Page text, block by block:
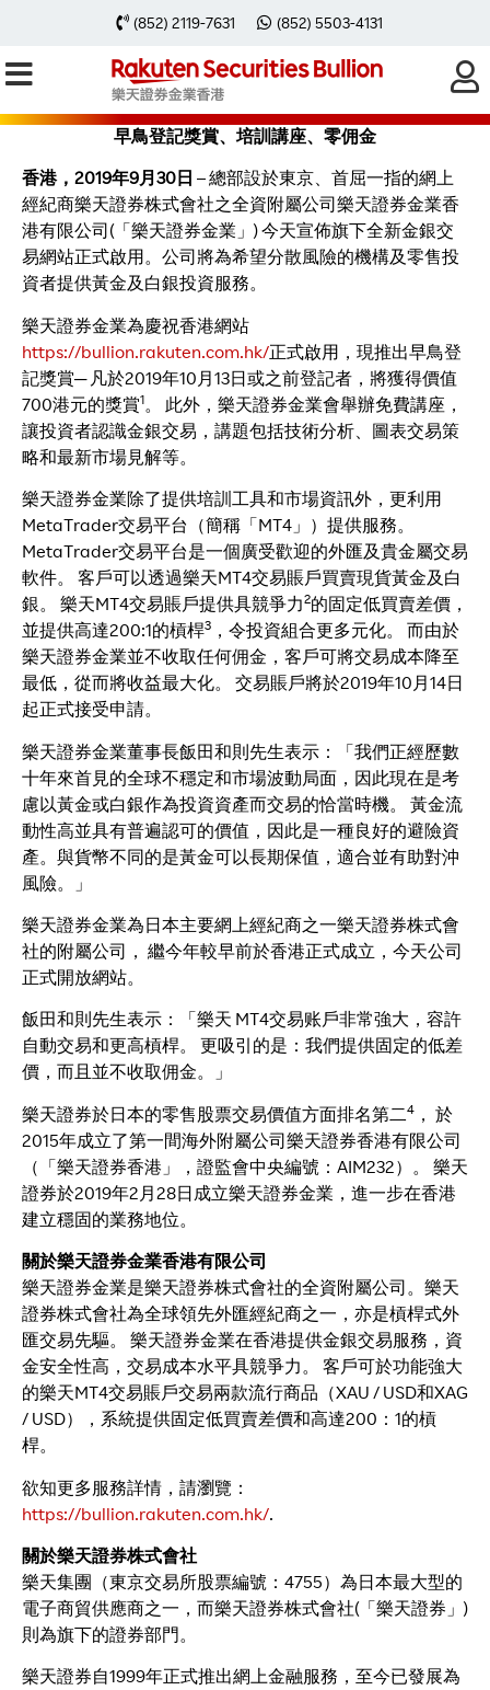
(852) 2119-7631 (852) 5503-4131
樂天證券金業香港網站正式啟用
早鳥登記獎賞、培訓講座、零佣金
香港，2019年9月30日 – 總部設於東京、首屈一指的網上
經紀商樂天證券株式會社之全資附屬公司樂天證券金業香
港有限公司(「樂天證券金業」) 今天宣佈旗下全新金銀交
易網站正式啟用。公司將為希望分散風險的機構及零售投
資者提供黃金及白銀投資服務。
樂天證券金業為慶祝香港網站
https://bullion.rakuten.com.hk/正式啟用，現推出早鳥登
記獎賞─ 凡於2019年10月13日或之前登記者，將獲得價值
700港元的獎賞1。 此外，樂天證券金業會舉辦免費講座，
讓投資者認識金銀交易，講題包括技術分析、圖表交易策
略和最新市場見解等。
樂天證券金業除了提供培訓工具和市場資訊外，更利用
MetaTrader交易平台（簡稱「MT4」）提供服務。
MetaTrader交易平台是一個廣受歡迎的外匯及貴金屬交易
軟件。 客戶可以透過樂天MT4交易賬戶買賣現貨黃金及白
銀。 樂天MT4交易賬戶提供具競爭力2的固定低買賣差價，
並提供高達200:1的槓桿3 ，令投資組合更多元化。 而由於
樂天證券金業並不收取任何佣金，客戶可將交易成本降至
最低，從而將收益最大化。 交易賬戶將於2019年10月14日
起正式接受申請。
樂天證券金業董事長飯田和則先生表示：「我們正經歷數
十年來首見的全球不穩定和市場波動局面，因此現在是考
慮以黃金或白銀作為投資資產而交易的恰當時機。 黃金流
動性高並具有普遍認可的價值，因此是一種良好的避險資
產。與貨幣不同的是黃金可以長期保值，適合並有助對沖
風險。」
樂天證券金業為日本主要網上經紀商之一樂天證券株式會
社的附屬公司， 繼今年較早前於香港正式成立，今天公司
正式開放網站。
飯田和則先生表示：「樂天 MT4交易账戶非常強大，容許
自動交易和更高槓桿。 更吸引的是：我們提供固定的低差
價，而且並不收取佣金。」
樂天證券於日本的零售股票交易價值方面排名第二4 ， 於
2015年成立了第一間海外附屬公司樂天證券香港有限公司
（「樂天證券香港」，證監會中央編號：AIM232）。 樂天
證券於2019年2月28日成立樂天證券金業，進一步在香港
建立穩固的業務地位。
關於樂天證券金業香港有限公司
樂天證券金業是樂天證券株式會社的全資附屬公司。樂天
證券株式會社為全球領先外匯經紀商之一，亦是槓桿式外
匯交易先驅。 樂天證券金業在香港提供金銀交易服務，資
金安全性高，交易成本水平具競爭力。 客戶可於功能強大
的樂天MT4交易賬戶交易兩款流行商品（XAU / USD和XAG
/ USD），系統提供固定低買賣差價和高達200：1的槓
桿。
欲知更多服務詳情，請瀏覽：
https://bullion.rakuten.com.hk/.
關於樂天證券株式會社
樂天集團（東京交易所股票編號：4755）為日本最大型的
電子商貿供應商之一，而樂天證券株式會社(「樂天證券」)
則為旗下的證券部門。
樂天證券自1999年正式推出網上金融服務，至今已發展為